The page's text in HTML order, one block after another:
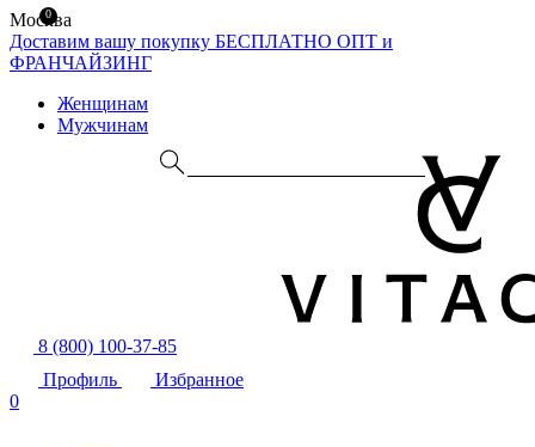
Москва
Доставим вашу покупку БЕСПЛАТНО ОПТ и
ФРАНЧАЙЗИНГ
Женщинам
Мужчинам
8 (800) 100-37-85
Профиль
Избранное
0
0